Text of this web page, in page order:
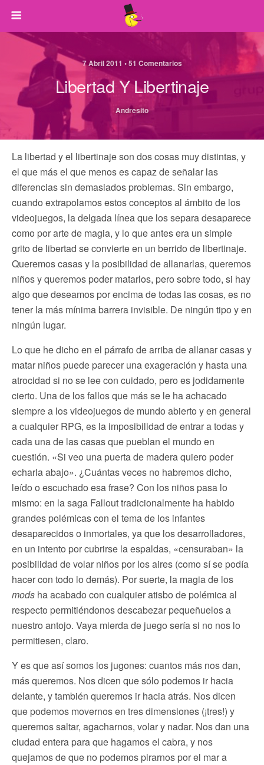
7 Abril 2011 • 51 Comentarios
Libertad Y Libertinaje
Andresito
La libertad y el libertinaje son dos cosas muy distintas, y
el que más el que menos es capaz de señalar las
diferencias sin demasiados problemas. Sin embargo,
cuando extrapolamos estos conceptos al ámbito de los
videojuegos, la delgada línea que los separa desaparece
como por arte de magia, y lo que antes era un simple
grito de libertad se convierte en un berrido de libertinaje.
Queremos casas y la posibilidad de allanarlas, queremos
niños y queremos poder matarlos, pero sobre todo, si hay
algo que deseamos por encima de todas las cosas, es no
tener la más mínima barrera invisible. De ningún tipo y en
ningún lugar.
Lo que he dicho en el párrafo de arriba de allanar casas y
matar niños puede parecer una exageración y hasta una
atrocidad si no se lee con cuidado, pero es jodidamente
cierto. Una de los fallos que más se le ha achacado
siempre a los videojuegos de mundo abierto y en general
a cualquier RPG, es la imposibilidad de entrar a todas y
cada una de las casas que pueblan el mundo en
cuestión. «Si veo una puerta de madera quiero poder
echarla abajo». ¿Cuántas veces no habremos dicho,
leído o escuchado esa frase? Con los niños pasa lo
mismo: en la saga Fallout tradicionalmente ha habido
grandes polémicas con el tema de los infantes
desaparecidos o inmortales, ya que los desarrolladores,
en un intento por cubrirse la espaldas, «censuraban» la
posibilidad de volar niños por los aires (como sí se podía
hacer con todo lo demás). Por suerte, la magia de los
mods ha acabado con cualquier atisbo de polémica al
respecto permitiéndonos descabezar pequeñuelos a
nuestro antojo. Vaya mierda de juego sería si no nos lo
permitiesen, claro.
Y es que así somos los jugones: cuantos más nos dan,
más queremos. Nos dicen que sólo podemos ir hacia
delante, y también queremos ir hacia atrás. Nos dicen
que podemos movernos en tres dimensiones (¡tres!) y
queremos saltar, agacharnos, volar y nadar. Nos dan una
ciudad entera para que hagamos el cabra, y nos
quejamos de que no podemos pirarnos por el mar a